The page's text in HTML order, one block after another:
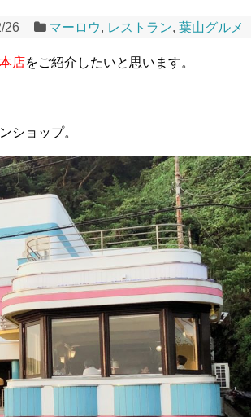
26 マーロウ, レストラン, 葉山グルメ
店をご紹介したいと思います。
ショップ。